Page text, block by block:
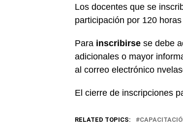
Los docentes que se
participación por 120
Para inscribirse se debe
adicionales o mayor
al correo electrónico
El cierre de inscripciones
RELATED TOPICS: